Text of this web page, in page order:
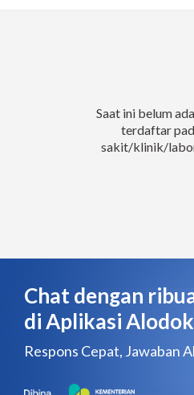
Saat ini belum
terdaftar
sakit/klinik/